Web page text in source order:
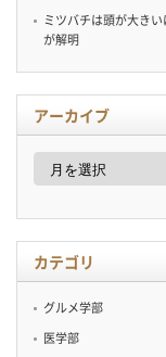
ミツバチは頭が大き
が解明
アーカイブ
ア
イ
カテゴリ
グルメ学部
医学部